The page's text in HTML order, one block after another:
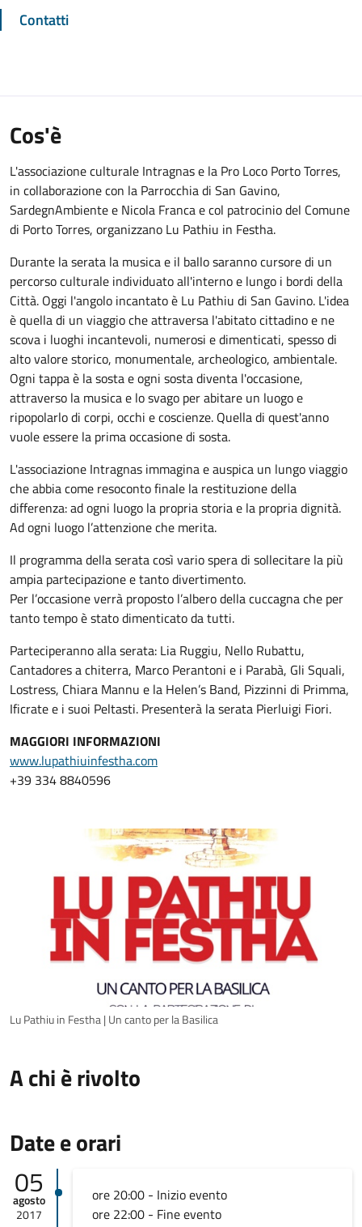
Contatti
Cos'è
L'associazione culturale Intragnas e la Pro Loco Porto Torres,
in collaborazione con la Parrocchia di San Gavino,
SardegnAmbiente e Nicola Franca e col patrocinio del Comune
di Porto Torres, organizzano Lu Pathiu in Festha.
Durante la serata la musica e il ballo saranno cursore di un
percorso culturale individuato all'interno e lungo i bordi della
Città. Oggi l'angolo incantato è Lu Pathiu di San Gavino. L'idea
è quella di un viaggio che attraversa l'abitato cittadino e ne
scova i luoghi incantevoli, numerosi e dimenticati, spesso di
alto valore storico, monumentale, archeologico, ambientale.
Ogni tappa è la sosta e ogni sosta diventa l'occasione,
attraverso la musica e lo svago per abitare un luogo e
ripopolarlo di corpi, occhi e coscienze. Quella di quest'anno
vuole essere la prima occasione di sosta.
L'associazione Intragnas immagina e auspica un lungo viaggio
che abbia come resoconto finale la restituzione della
differenza: ad ogni luogo la propria storia e la propria dignità.
Ad ogni luogo l’attenzione che merita.
Il programma della serata così vario spera di sollecitare la più
ampia partecipazione e tanto divertimento.
Per l’occasione verrà proposto l’albero della cuccagna che per
tanto tempo è stato dimenticato da tutti.
Parteciperanno alla serata: Lia Ruggiu, Nello Rubattu,
Cantadores a chiterra, Marco Perantoni e i Parabà, Gli Squali,
Lostress, Chiara Mannu e la Helen’s Band, Pizzinni di Primma,
Ificrate e i suoi Peltasti. Presenterà la serata Pierluigi Fiori.
MAGGIORI INFORMAZIONI
www.lupathiuinfestha.com
+39 334 8840596
Lu Pathiu in Festha | Un canto per la Basilica
A chi è rivolto
Date e orari
05
agosto
2017
ore 20:00 - Inizio evento
ore 22:00 - Fine evento